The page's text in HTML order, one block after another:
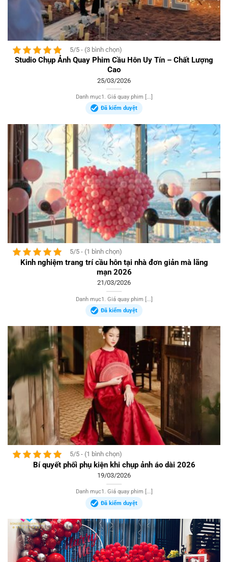
5/5 - (3 bình chọn)
Studio Chụp Ảnh Quay Phim Cầu Hôn Uy Tín – Chất Lượng
Cao
25/03/2026
Danh mục1. Giá quay phim [...]
Đã kiểm duyệt
5/5 - (1 bình chọn)
Kinh nghiệm trang trí cầu hôn tại nhà đơn giản mà lãng
mạn 2026
21/03/2026
Danh mục1. Giá quay phim [...]
Đã kiểm duyệt
5/5 - (1 bình chọn)
Bí quyết phối phụ kiện khi chụp ảnh áo dài 2026
19/03/2026
Danh mục1. Giá quay phim [...]
Đã kiểm duyệt